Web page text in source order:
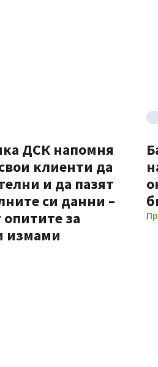
ДСК напомня
клиенти да
и да пазят
си данни –
опитите за
измами